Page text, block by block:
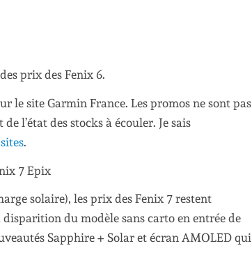
prix des Fenix 6.
le site Garmin France. Les promos ne sont pas
l’état des stocks à écouler. Je sais
.
solaire), les prix des Fenix 7 restent
du modèle sans carto en entrée de
Sapphire + Solar et écran AMOLED qui